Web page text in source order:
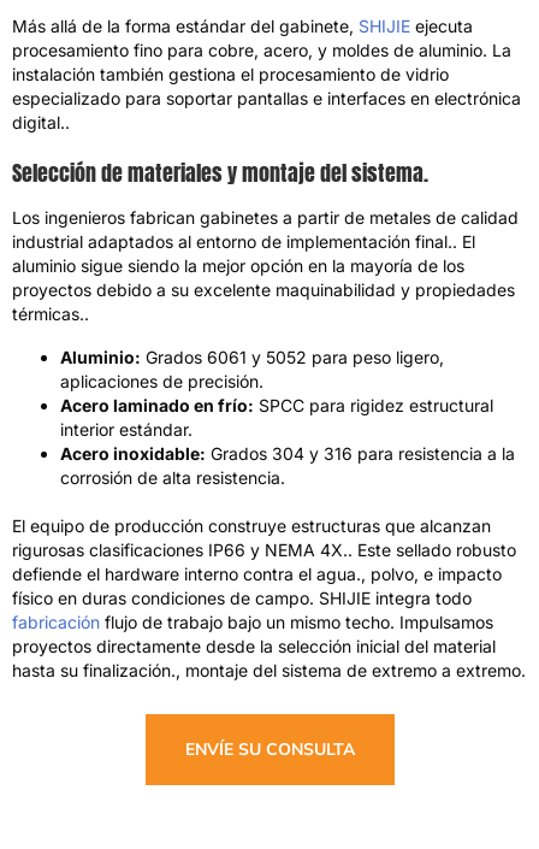
Más allá de la forma estándar del gabinete, SHIJIE ejecuta
procesamiento fino para cobre, acero, y moldes de aluminio. La
instalación también gestiona el procesamiento de vidrio
especializado para soportar pantallas e interfaces en electrónica
digital..
Selección de materiales y montaje del sistema.
Los ingenieros fabrican gabinetes a partir de metales de calidad
industrial adaptados al entorno de implementación final.. El
aluminio sigue siendo la mejor opción en la mayoría de los
proyectos debido a su excelente maquinabilidad y propiedades
térmicas..
Aluminio: Grados 6061 y 5052 para peso ligero,
aplicaciones de precisión.
Acero laminado en frío: SPCC para rigidez estructural
interior estándar.
Acero inoxidable: Grados 304 y 316 para resistencia a la
corrosión de alta resistencia.
El equipo de producción construye estructuras que alcanzan
rigurosas clasificaciones IP66 y NEMA 4X.. Este sellado robusto
defiende el hardware interno contra el agua., polvo, e impacto
físico en duras condiciones de campo. SHIJIE integra todo
fabricación flujo de trabajo bajo un mismo techo. Impulsamos
proyectos directamente desde la selección inicial del material
hasta su finalización., montaje del sistema de extremo a extremo.
ENVÍE SU CONSULTA